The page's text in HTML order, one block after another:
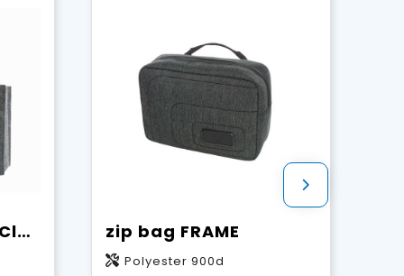
organizer ModernClassic zip bag FRAME
Polyester 900d